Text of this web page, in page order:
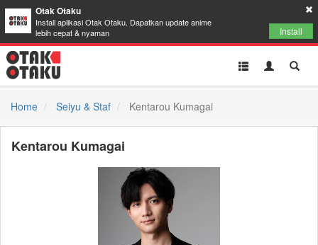
Otak Otaku
Install aplikasi Otak Otaku. Dapatkan update anime
lebih cepat & nyaman
Install
Toggle
Toggle
Home
Seiyu & Staf Kentarou Kumagai
Kentarou Kumagai